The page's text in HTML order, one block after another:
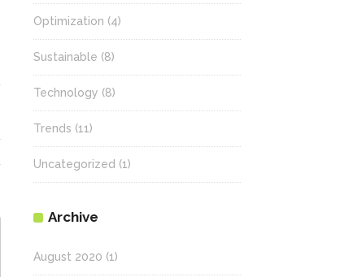
Optimization (4)
Sustainable (8)
Technology (8)
Trends (11)
Uncategorized (1)
Archive
August 2020 (1)